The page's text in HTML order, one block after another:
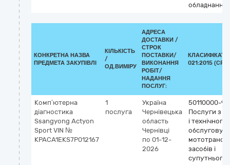
обладнання
КОНКРЕТНА НАЗВА
ПРЕДМЕТА ЗАКУПІВЛІ
КІЛЬКІСТЬ
/
ОД.ВИМІРУ
АДРЕСА
ДОСТАВКИ /
СТРОК
ПОСТАВКИ/
ВИКОНАННЯ
РОБІТ/
НАДАННЯ
ПОСЛУГ:
021:2015 (CPV)
Комп’ютерна
діагностика
Ssangyong Actyon
Sport VIN №
KPACA1EKS7P012167
1
послуга
Україна
Чернівецька
область
Чернівці
по 01-12-
2026
50110000-9
Послуги з
і технічного
засобів і
супутнього